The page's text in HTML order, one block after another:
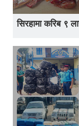
सिरहामा करिब ९